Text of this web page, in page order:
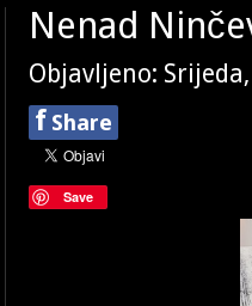
Nenad
Objavljeno:
f Share
Save